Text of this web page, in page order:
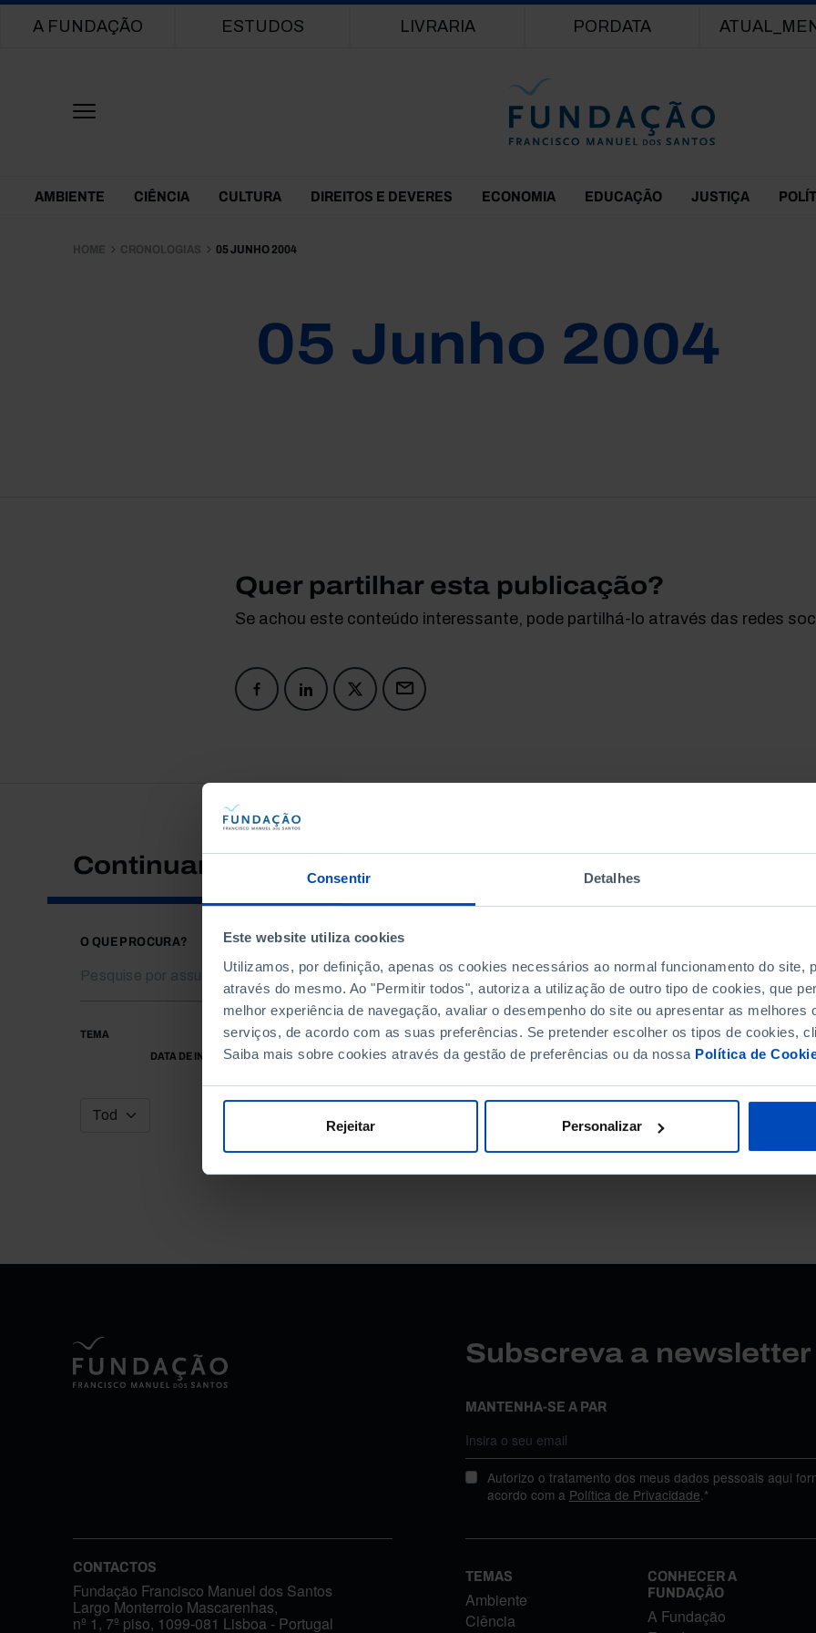
Consentir Detalhes
Este website utiliza cookies
Utilizamos, por definição, apenas os cookies necessários ao normal funcionamento do site,
através do mesmo. Ao "Permitir todos", autoriza a utilização de outro tipo de cookies, que
melhor experiência de navegação, avaliar o desempenho do site ou apresentar as melhores
serviços, de acordo com as suas preferências. Se pretender escolher os tipos de cookies,
Saiba mais sobre cookies através da gestão de preferências ou da nossa Política de
Rejeitar Personalizar
Main navigation
A FUNDAÇÃO ESTUDOS LIVRARIA PORDATA
Themes Menu
AMBIENTE CIÊNCIA CULTURA DIREITOS E DEVERES ECONOMIA EDUCAÇÃO JUSTIÇA
HOME CRONOLOGIAS 05 JUNHO 2004
05 Junho 2004
Quer partilhar esta publicação?
Se achou este conteúdo interessante, pode partilhá-lo através das redes
Continuar a pesquisar
O QUE PROCURA?
TEMA
DATA DE INÍCIO
DATA DE FIM
Subscreva a
MANTENHA-SE A PAR
Autorizo o tratamento dos meus dados pessoais aqui
acordo com a Política de Privacidade.*
CONTACTOS
Fundação Francisco Manuel dos Santos
Largo Monterroio Mascarenhas,
nº 1, 7º piso, 1099-081 Lisboa - Portugal
TEMAS
Ambiente
Ciência
CONHECER A
FUNDAÇÃO
A Fundação